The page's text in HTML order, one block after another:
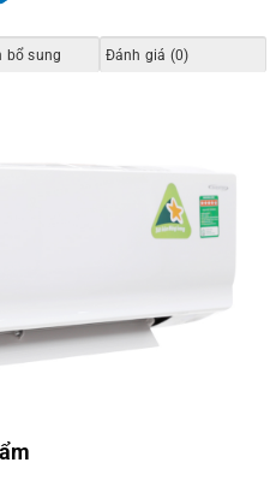
bổ sung Đánh giá (0)